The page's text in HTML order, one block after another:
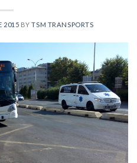
2015 BYTSM TRANSPORTS